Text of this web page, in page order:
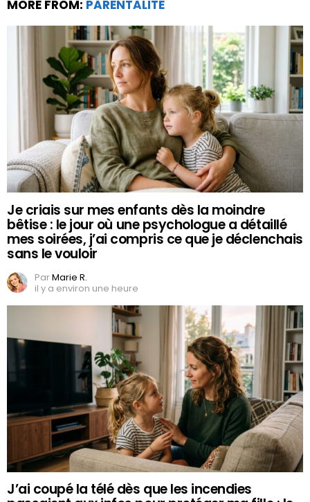
MORE FROM: PARENTALITÉ
Je criais sur mes enfants dès la moindre
bêtise : le jour où une psychologue a détaillé
mes soirées, j’ai compris ce que je déclenchais
sans le vouloir
ParMarie R.
il y a environ une heure
J’ai coupé la télé dès que les incendies